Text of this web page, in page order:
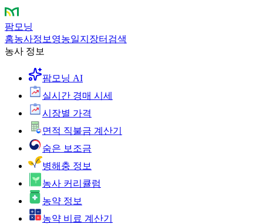
팜모닝
홈농사정보 영농일지 장터 검색
농사 정보
팜모닝 AI
실시간 경매 시세
시장별 가격
면적 직불금 계산기
숨은 보조금
병해충 정보
농사 커리큘럼
농약 정보
농약 비료 계산기